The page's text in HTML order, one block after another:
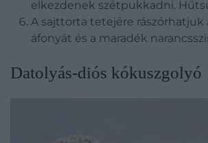
elkezdenek szétpukkadni.
A sajttorta tetejére rászórhatjuk
áfonyát és a maradék
Datolyás-diós kókuszgolyó